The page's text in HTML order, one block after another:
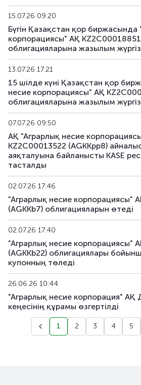
15.07.26 09:20
Бүгін Қазақстан қор биржасында
корпорациясы" АҚ KZ2C00018851
облигацияларына жазылым
13.07.26 17:21
15 шілде күні Қазақстан қор
несие корпорациясы" АҚ
облигацияларына жазылым
07.07.26 09:50
АҚ "Аграрлық несие
KZ2C00013522 (AGKKpp8)
аяқталуына байланысты KASE
тасталды
02.07.26 17:46
"Аграрлық несие корпорациясы"
(AGKKb7) облигацияларын өтеді
02.07.26 17:40
"Аграрлық несие корпорациясы"
(AGKKb22) облигациялары
купонның төледi
26.06.26 10:44
"Аграрлық несие корпорация" АҚ
кеңесінің құрамы өзгертілді
1 2 3 4 5